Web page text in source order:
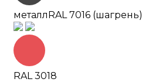
металлRAL 7016 (шагрень)
RAL 3018